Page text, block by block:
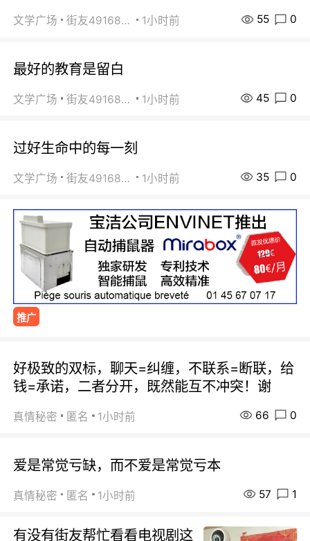
文学广场 街友49168527 1小时前 55 0
最好的教育是留白
文学广场 街友49168527 1小时前 45 0
过好生命中的每一刻
文学广场 街友49168527 1小时前 35 0
推广
好极致的双标，聊天=纠缠，不联系=断联，给
钱=承诺，二者分开，既然能互不冲突！谢
真情秘密 匿名 1小时前 66 0
爱是常觉亏缺，而不爱是常觉亏本
真情秘密 匿名 1小时前 57 1
有没有街友帮忙看看电视剧这